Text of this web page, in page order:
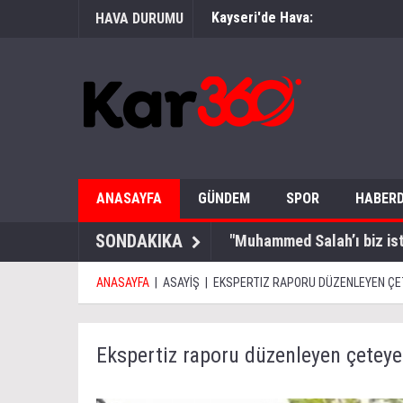
HAVA DURUMU Kayseri'de Hava:
ANASAYFA GÜNDEM SPOR
SONDAKIKA "Muhammed Salah’ı biz
ANASAYFA ASAYİŞ EKSPERTIZ RAPORU DÜZENLEYEN
Ekspertiz raporu düzenleyen